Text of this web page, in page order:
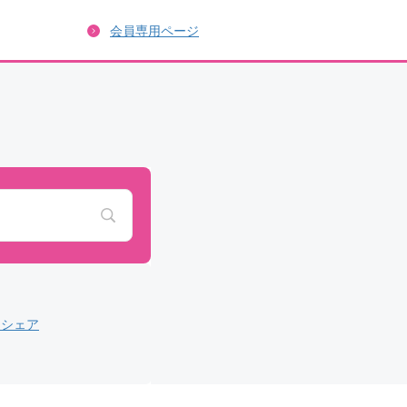
会員専用ページ
ェア